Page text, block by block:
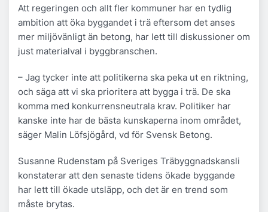
Att regeringen och allt fler kommuner har en tydlig
ambition att öka byggandet i trä eftersom det anses
mer miljövänligt än betong, har lett till diskussioner om
just materialval i byggbranschen.
– Jag tycker inte att politikerna ska peka ut en riktning,
och säga att vi ska prioritera att bygga i trä. De ska
komma med konkurrensneutrala krav. Politiker har
kanske inte har de bästa kunskaperna inom området,
säger Malin Löfsjögård, vd för Svensk Betong.
Susanne Rudenstam på Sveriges Träbyggnadskansli
konstaterar att den senaste tidens ökade byggande
har lett till ökade utsläpp, och det är en trend som
måste brytas.